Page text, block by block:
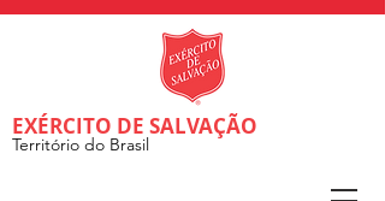
EXÉRCITO DE SALVAÇÃO
Território do Brasil